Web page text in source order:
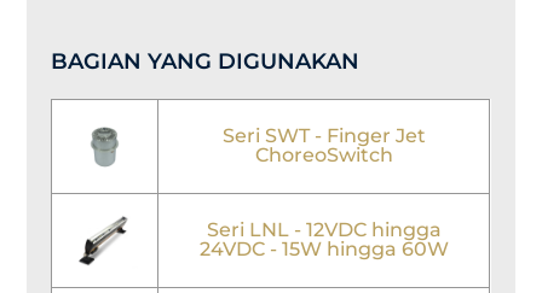
BAGIAN YANG DIGUNAKAN
Seri SWT - Finger Jet
ChoreoSwitch
Seri LNL - 12VDC hingga
24VDC - 15W hingga 60W